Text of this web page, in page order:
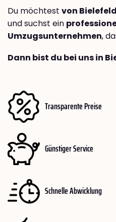
Du möchtest von
und suchst ein
Umzugsunternehmen,
Dann bist du bei uns in
Transparente Preise
Günstiger Service
Schnelle Abwicklung